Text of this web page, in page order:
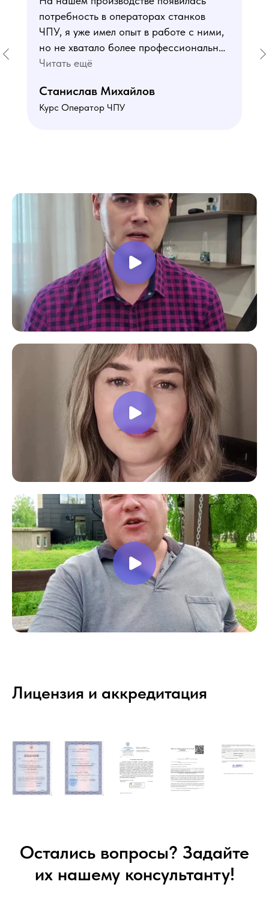
потребность в операторах станков
ЧПУ, я уже имел опыт в работе с ними,
но не хватало более профессиональных
знаний. В курсе мне понравился блок
и программированию - это как раз то,
чего мне не хватало. Преподаватели
доволен, в работе всё пригодилось!
Читать ещё
Станислав Михайлов
Курс Оператор ЧПУ
Лицензия и аккредитация
Остались вопросы? Задайте
их нашему консультанту!